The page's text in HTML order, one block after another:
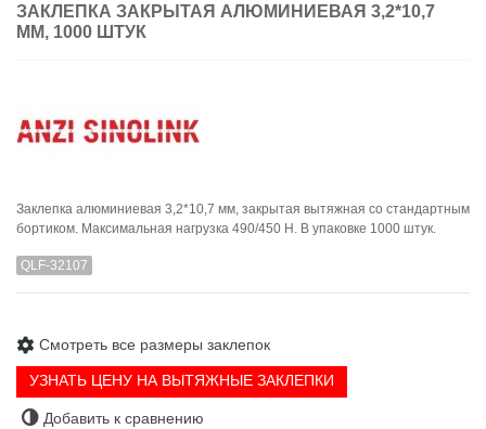
ЗАКЛЕПКА ЗАКРЫТАЯ АЛЮМИНИЕВАЯ 3,2*10,7
ММ, 1000 ШТУК
Заклепка алюминиевая 3,2*10,7 мм, закрытая вытяжная со стандартным
бортиком. Максимальная нагрузка 490/450 Н. В упаковке 1000 штук.
QLF-32107
Смотреть все размеры заклепок
УЗНАТЬ ЦЕНУ НА ВЫТЯЖНЫЕ ЗАКЛЕПКИ
Добавить к сравнению